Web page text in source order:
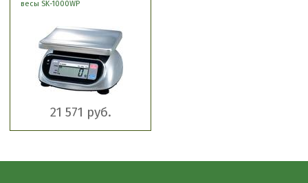
весы SK-1000WP
21 571 руб.